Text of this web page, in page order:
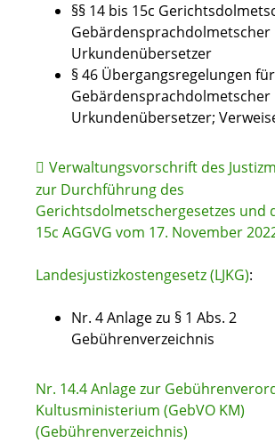
§§ 14 bis 15c
Gebärdensprachdolmetscher
Urkundenübersetzer
§ 46 Übergangsregelungen für
Gebärdensprachdolmetscher
Urkundenübersetzer;
Verwaltungsvorschrift des
zur Durchführung des
Gerichtsdolmetschergesetzes und
15c AGGVG vom 17. November
Landesjustizkostengesetz (LJKG):
Nr. 4 Anlage zu § 1 Abs. 2
Gebührenverzeichnis
Nr. 14.4 Anlage zur
Kultusministerium (GebVO KM)
(Gebührenverzeichnis)